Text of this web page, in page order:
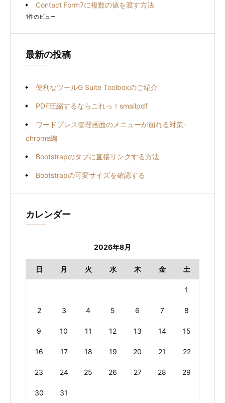
Contact Form7に複数の値を渡す方法
1件のビュー
最新の投稿
便利なツールG Suite Toolboxのご紹介
PDF圧縮するならこれっ！smallpdf
ワードプレス管理画面のメニューが崩れる対策-
chrome編
Bootstrapのタブに直接リンクする方法
Bootstrapの可変サイズを確認する
カレンダー
2026年8月
日 月 火 水 木 金 土
1
2 3 4 5 6 7 8
9 10 11 12 13 14 15
16 17 18 19 20 21 22
23 24 25 26 27 28 29
30 31